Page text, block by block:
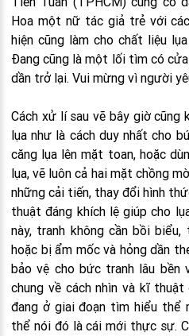
Hoa một nữ tác giả trẻ với
hiện cũng làm cho chất liệu
Đang cũng là một lối tìm có
dần trở lại. Vui mừng vì người
Cách xử lí sau vẽ bây giờ cũng
lụa như là cách duy nhất cho
căng lụa lên mặt toan, hoặc
lụa, vẽ luôn cả hai mặt chồng
những cải tiến, thay đổi hình
thuật đáng khích lệ giúp cho
này, tranh không cần bồi
hoặc bị ẩm mốc và hỏng dần
bảo vệ cho bức tranh lâu bền
chung về cách nhìn và kĩ
đang ở giai đoạn tìm hiểu thể
thể nói đó là cái mới thực sự.